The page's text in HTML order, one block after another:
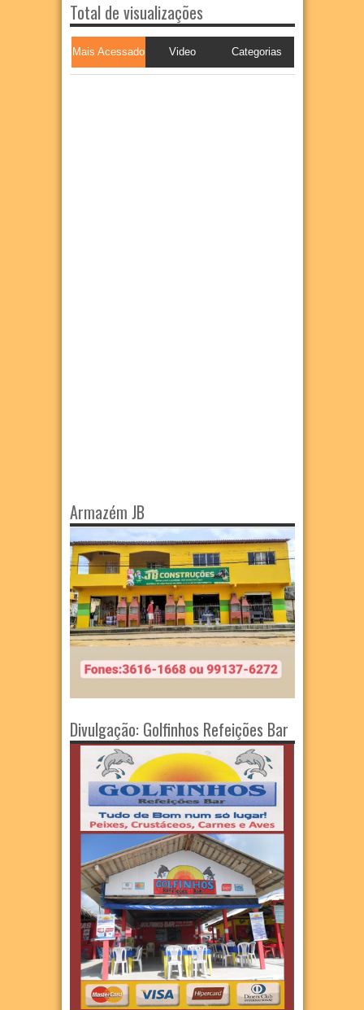
Total de visualizações
Mais Acessado Video Categorias
Armazém JB
Divulgação: Golfinhos Refeições Bar